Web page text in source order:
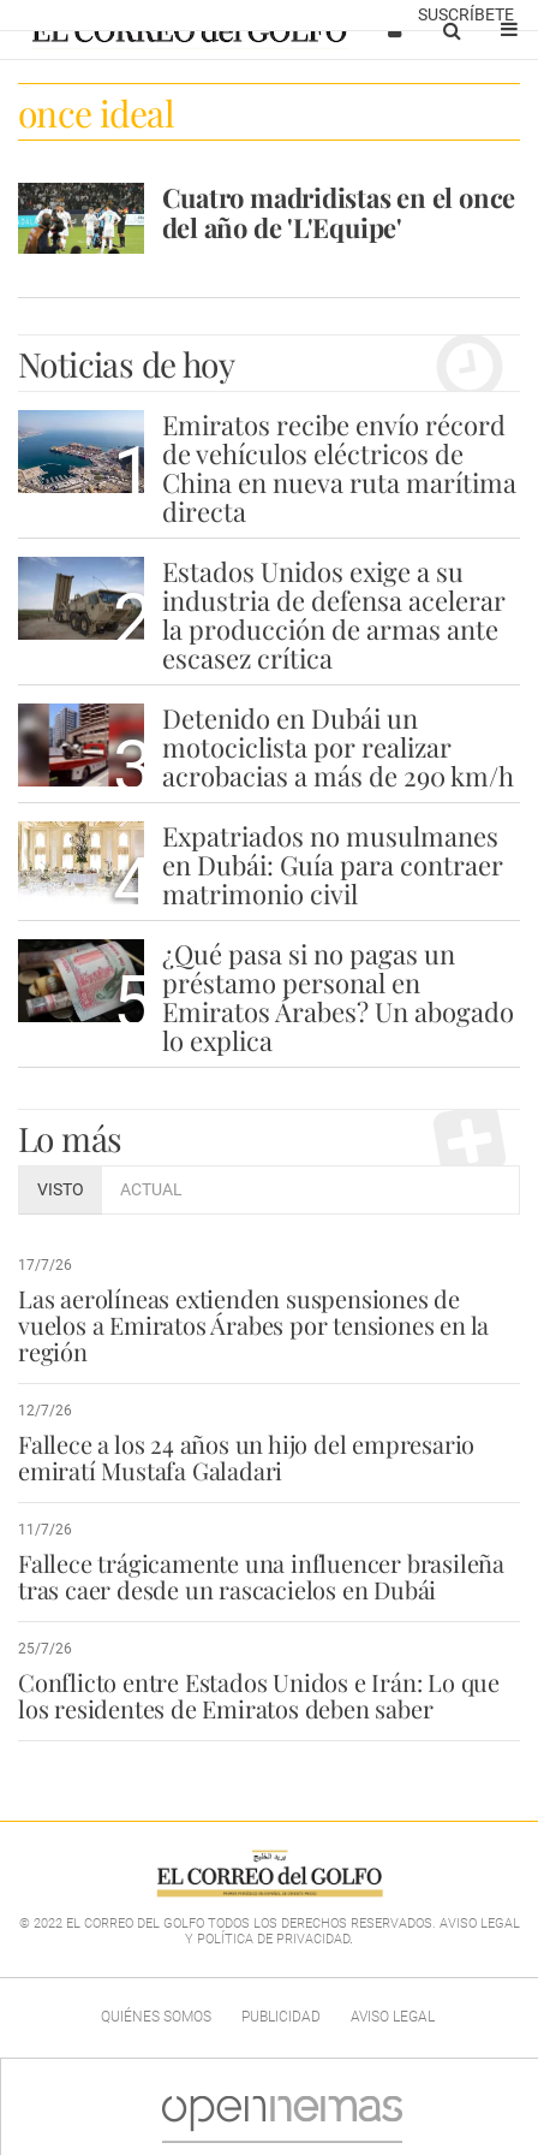
SUSCRÍBETE
once ideal
Cuatro madridistas en el once
del año de 'L'Equipe'
Noticias de hoy
1
Emiratos recibe envío récord
de vehículos eléctricos de
China en nueva ruta marítima
directa
2
Estados Unidos exige a su
industria de defensa acelerar
la producción de armas ante
escasez crítica
3
Detenido en Dubái un
motociclista por realizar
acrobacias a más de 290 km/h
4
Expatriados no musulmanes
en Dubái: Guía para contraer
matrimonio civil
5
¿Qué pasa si no pagas un
préstamo personal en
Emiratos Árabes? Un abogado
lo explica
Lo más
VISTO ACTUAL
17/7/26
Las aerolíneas extienden suspensiones de
vuelos a Emiratos Árabes por tensiones en la
región
12/7/26
Fallece a los 24 años un hijo del empresario
emiratí Mustafa Galadari
11/7/26
Fallece trágicamente una influencer brasileña
tras caer desde un rascacielos en Dubái
25/7/26
Conflicto entre Estados Unidos e Irán: Lo que
los residentes de Emiratos deben saber
© 2022 EL CORREO DEL GOLFO TODOS LOS DERECHOS RESERVADOS. AVISO LEGAL
Y POLÍTICA DE PRIVACIDAD.
QUIÉNES SOMOS PUBLICIDAD AVISO LEGAL